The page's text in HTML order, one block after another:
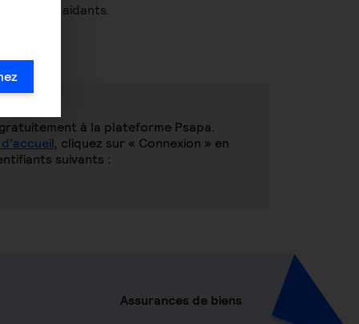
proches aidants.
à la plateforme Psapa.
, cliquez sur « Connexion » en
suivants :
Assurances de biens